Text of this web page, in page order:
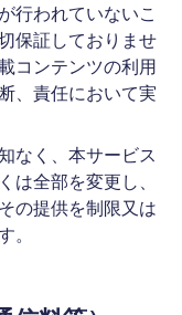
行われていないこ
保証しておりませ
コンテンツの利用
、責任において実
なく、本サービス
は全部を変更し、
の提供を制限又は